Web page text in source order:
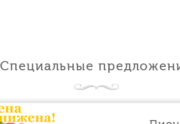
Специальные